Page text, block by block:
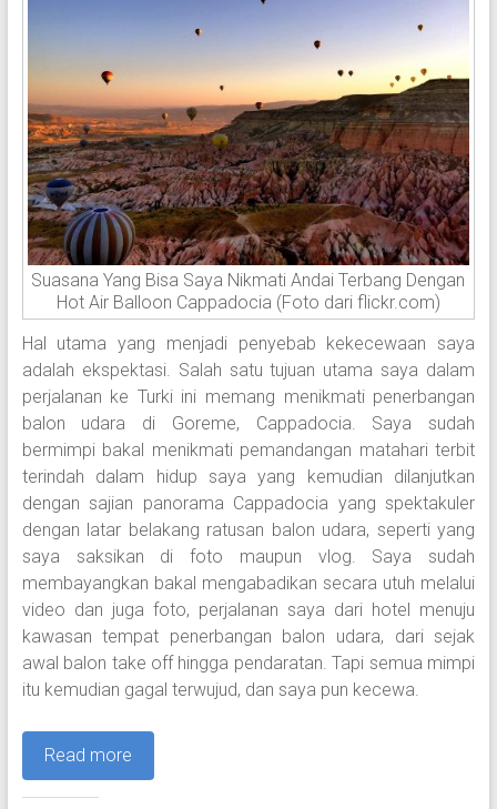
Suasana Yang Bisa Saya Nikmati Andai Terbang Dengan
Hot Air Balloon Cappadocia (Foto dari flickr.com)
Hal utama yang menjadi penyebab kekecewaan saya
adalah ekspektasi. Salah satu tujuan utama saya dalam
perjalanan ke Turki ini memang menikmati penerbangan
balon udara di Goreme, Cappadocia. Saya sudah
bermimpi bakal menikmati pemandangan matahari terbit
terindah dalam hidup saya yang kemudian dilanjutkan
dengan sajian panorama Cappadocia yang spektakuler
dengan latar belakang ratusan balon udara, seperti yang
saya saksikan di foto maupun vlog. Saya sudah
membayangkan bakal mengabadikan secara utuh melalui
video dan juga foto, perjalanan saya dari hotel menuju
kawasan tempat penerbangan balon udara, dari sejak
awal balon take off hingga pendaratan. Tapi semua mimpi
itu kemudian gagal terwujud, dan saya pun kecewa.
Read more